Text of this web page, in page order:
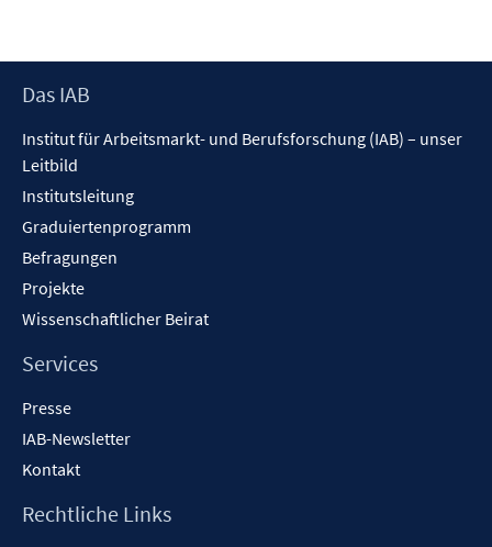
Footer
Das IAB
Institut für Arbeitsmarkt- und Berufsforschung (IAB) – unser
Leitbild
Institutsleitung
Graduiertenprogramm
Befragungen
Projekte
Wissenschaftlicher Beirat
Services
Presse
IAB-Newsletter
Kontakt
Rechtliche Links